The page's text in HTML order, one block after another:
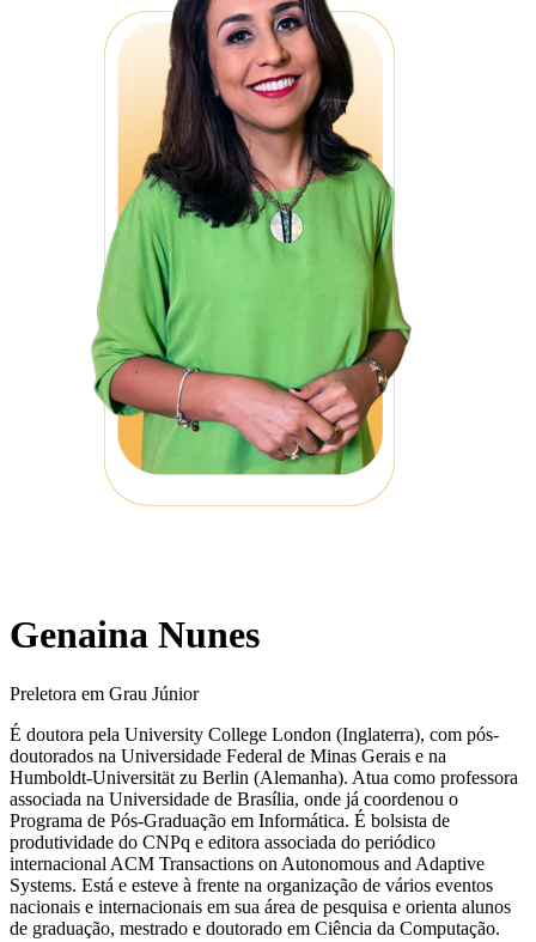
Genaina Nunes
Preletora em Grau Júnior
É doutora pela University College London (Inglaterra), com pós-
doutorados na Universidade Federal de Minas Gerais e na
Humboldt-Universität zu Berlin (Alemanha). Atua como professora
associada na Universidade de Brasília, onde já coordenou o
Programa de Pós-Graduação em Informática. É bolsista de
produtividade do CNPq e editora associada do periódico
internacional ACM Transactions on Autonomous and Adaptive
Systems. Está e esteve à frente na organização de vários eventos
nacionais e internacionais em sua área de pesquisa e orienta alunos
de graduação, mestrado e doutorado em Ciência da Computação.